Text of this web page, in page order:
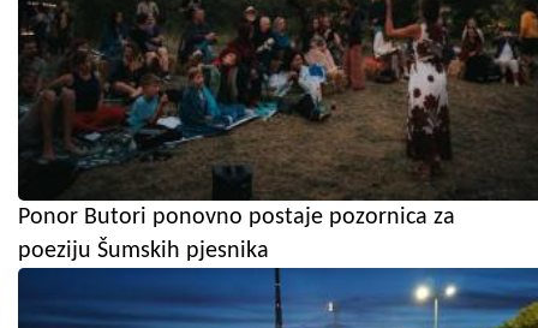
Ponor Butori ponovno postaje pozornica za
poeziju Šumskih pjesnika